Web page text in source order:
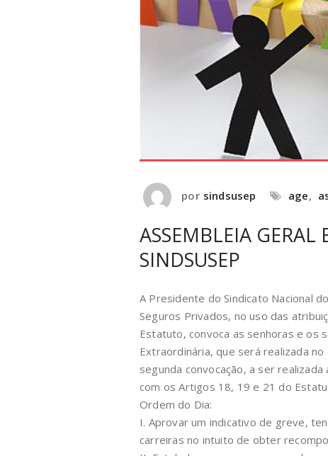
por sindsusep age,
ASSEMBLEIA GERAL
SINDSUSEP
A Presidente do Sindicato Nacional
Seguros Privados, no uso das
Estatuto, convoca as senhoras e os
Extraordinária, que será realizada
segunda convocação, a ser
com os Artigos 18, 19 e 21 do
Ordem do Dia:
I. Aprovar um indicativo de greve,
carreiras no intuito de obter